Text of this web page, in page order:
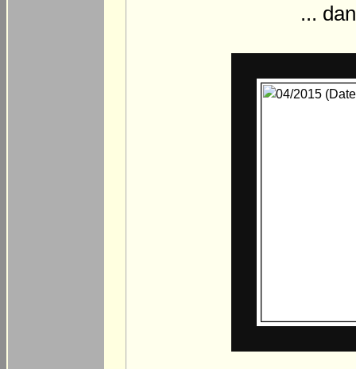
...